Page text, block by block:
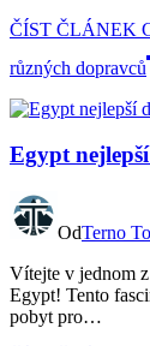
ČÍST ČLÁNEK
různých dopravců
Egypt
OdTerno
Vítejte v jednom
Egypt! Tento
pobyt pro…